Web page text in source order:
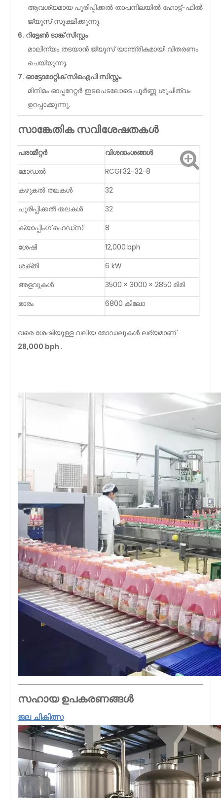
ആവശ്യമായ പൂരിപ്പിക്കൽ താപനിലയിൽ ഹോട്ട്-ഫിൽ
ജ്യൂസ് സൂക്ഷിക്കുന്നു.
6. റിട്ടേൺ ടാങ്ക് സിസ്റ്റം
മാലിന്യം തടയാൻ ജ്യൂസ് യാന്ത്രികമായി വിതരണം
ചെയ്യുന്നു.
7. ഓട്ടോമാറ്റിക് സിഐപി സിസ്റ്റം
മിനിമം ഓപ്പറേറ്റർ ഇടപെടലോടെ പൂർണ്ണ ശുചിത്വം
ഉറപ്പാക്കുന്നു.
സാങ്കേതിക സവിശേഷതകൾ
പരാമീറ്റർ
വിശദാംശങ്ങൾ
മോഡൽ
RCGF32-32-8
കഴുകൽ തലകൾ
32
പൂരിപ്പിക്കൽ തലകൾ
32
ക്യാപ്പിംഗ് ഹെഡ്സ്
8
ശേഷി
12,000 bph
ശക്തി
6 kW
അളവുകൾ
3500 × 3000 × 2850 മിമി
ഭാരം
6800 കിലോ
വരെ ശേഷിയുള്ള വലിയ മോഡലുകൾ ലഭ്യമാണ്
28,000 bph .
സഹായ ഉപകരണങ്ങൾ
ജല ചികിത്സ